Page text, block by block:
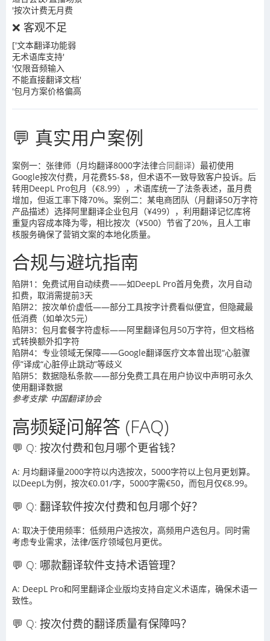
'按次计费无月费
❌ 客观不足
['文本翻译功能弱
无术语库支持'
'仅限音频输入
不能直接翻译文档'
'包月方案价格偏高
💬 真实用户案例
案例一：张律师（月均翻译8000字法律合同翻译）最初使用
Google按次付费，月花费$5-$8，但术语不一致导致客户投诉。后
转用DeepL Pro包月（€8.99），术语库统一了法条表述，虽月费
增加，但返工率下降70%。案例二：某电商团队（月翻译50万字符
产品描述）选择阿里翻译企业包月（¥499），利用翻译记忆库将
重复内容成本降为零，相比按次（¥500）节省了20%，且人工审
核服务确保了营销文案的本地化质量。
合规与避坑指南
陷阱1：免费试用自动续费——如DeepL Pro首月免费，次月自动
扣费，取消需提前3天
陷阱2：按次单价虚低——部分工具按字计费看似便宜，但隐藏最
低消费（如单次5元）
陷阱3：包月套餐字符虚标——阿里翻译包月50万字符，但文档格
式转换额外扣字符
陷阱4：专业领域无保障——Google翻译医疗文本曾出现“心脏骤
停”译成“心脏停止跳动”等歧义
陷阱5：数据隐私条款——部分免费工具在用户协议中声明可永久
使用翻译数据
参考支撑: 中国翻译协会
高频疑问解答 (FAQ)
💬 Q: 按次付费和包月哪个更省钱？
A: 月均翻译量2000字符以内选按次，5000字符以上包月更划算。
以DeepL为例，按次€0.01/字，5000字需€50，而包月仅€8.99。
💬 Q: 翻译软件按次付费和包月哪个好？
A: 取决于使用频率：低频用户选按次，高频用户选包月。同时需
考虑专业需求，法律/医疗领域包月更优。
💬 Q: 哪款翻译软件支持术语管理？
A: DeepL Pro和阿里翻译企业版均支持自定义术语库，确保术语一
致性。
💬 Q: 按次付费的翻译质量有保障吗？